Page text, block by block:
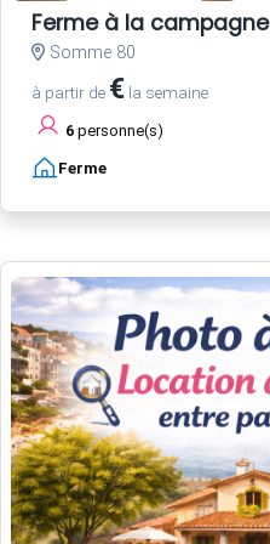
Ferme à la campagne
Somme 80
à partir de € la semaine
6 personne(s)
Ferme